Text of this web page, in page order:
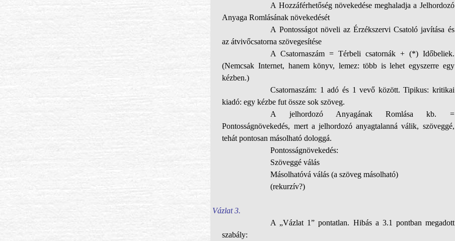
A Hozzáférhetőség növekedése meghaladja a Jelhordozó
Anyaga Romlásának növekedését
A Pontosságot növeli az Érzékszervi Csatoló javítása és
az átvivőcsatorna szövegesítése
A Csatornaszám = Térbeli csatornák + (*) Időbeliek.
(Nemcsak Internet, hanem könyv, lemez: több is lehet egyszerre egy
kézben.)
Csatornaszám: 1 adó és 1 vevő között. Tipikus: kritikai
kiadó: egy kézbe fut össze sok szöveg.
A jelhordozó Anyagának Romlása kb. =
Pontosságnövekedés, mert a jelhordozó anyagtalanná válik, szöveggé,
tehát pontosan másolható dologgá.
Pontosságnövekedés:
Szöveggé válás
Másolhatóvá válás (a szöveg másolható)
(rekurzív?)
Vázlat 3.
A „Vázlat 1” pontatlan. Hibás a 3.1 pontban megadott
szabály: